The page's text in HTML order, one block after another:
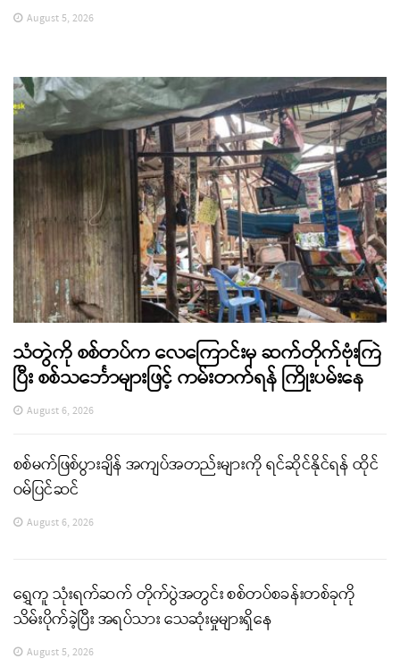
August 5, 2026
သံတွဲကို စစ်တပ်က လေကြောင်းမှ ဆက်တိုက်ဗုံးကြဲ
ပြီး စစ်သင်္ဘောများဖြင့် ကမ်းတက်ရန် ကြိုးပမ်းနေ
August 6, 2026
စစ်မက်ဖြစ်ပွားချိန် အကျပ်အတည်းများကို ရင်ဆိုင်နိုင်ရန် ထိုင်
ဝမ်ပြင်ဆင်
August 6, 2026
ရွှေကူ သုံးရက်ဆက် တိုက်ပွဲအတွင်း စစ်တပ်စခန်းတစ်ခုကို
သိမ်းပိုက်ခဲ့ပြီး အရပ်သား သေဆုံးမှုများရှိနေ
August 5, 2026